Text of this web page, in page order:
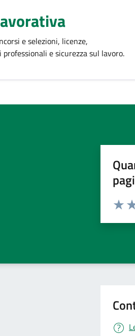
e selezioni, licenze,
e sicurezza sul lavoro.
Valuta